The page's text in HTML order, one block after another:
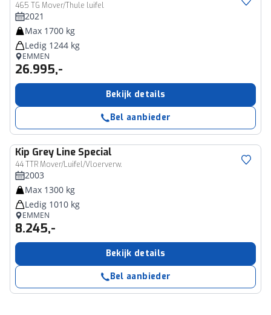
465 TG Mover/Thule luifel
2021
Max 1700 kg
Ledig 1244 kg
EMMEN
26.995,-
Bekijk details
Bel aanbieder
Kip Grey Line Special
44 TTR Mover/Luifel/Vloerverw.
2003
Max 1300 kg
Ledig 1010 kg
EMMEN
8.245,-
Bekijk details
Bel aanbieder